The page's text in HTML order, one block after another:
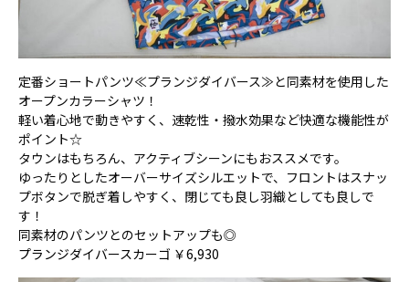
定番ショートパンツ≪プランジダイバース≫と同素材を使用した
オープンカラーシャツ！
軽い着心地で動きやすく、速乾性・撥水効果など快適な機能性が
ポイント☆
タウンはもちろん、アクティブシーンにもおススメです。
ゆったりとしたオーバーサイズシルエットで、フロントはスナッ
プボタンで脱ぎ着しやすく、閉じても良し羽織としても良しで
す！
同素材のパンツとのセットアップも◎
プランジダイバースカーゴ ￥6,930